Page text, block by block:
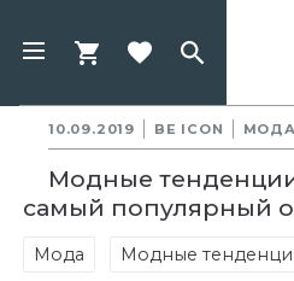
10.09.2019 BE ICON МОДА
Модные
самый популярный
Мода Модные